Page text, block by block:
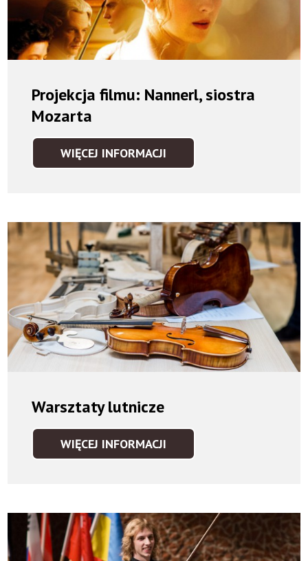
Projekcja filmu: Nannerl, siostra
Mozarta
WIĘCEJ INFORMACJI
PROJEKCJA
MOZARTA
Warsztaty lutnicze
WIĘCEJ INFORMACJI
WARSZTATY